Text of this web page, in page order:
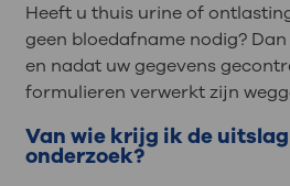
Heeft u thuis urine of
geen bloedafname nodig?
en nadat uw gegevens
formulieren verwerkt zijn
Van wie krijg ik de
onderzoek?